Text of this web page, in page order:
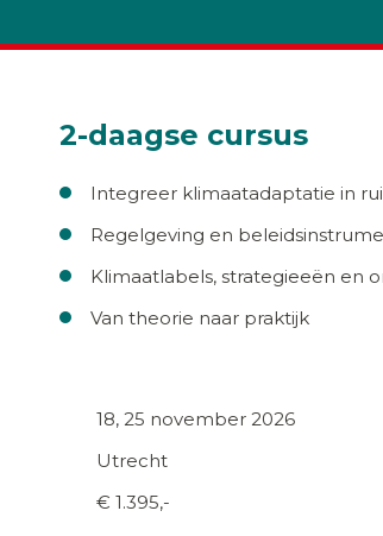
2-daagse cursus
Integreer klimaatadaptatie in
Regelgeving en
Klimaatlabels, strategieeën en
Van theorie naar praktijk
18, 25 november 2026
Utrecht
€ 1.395,-